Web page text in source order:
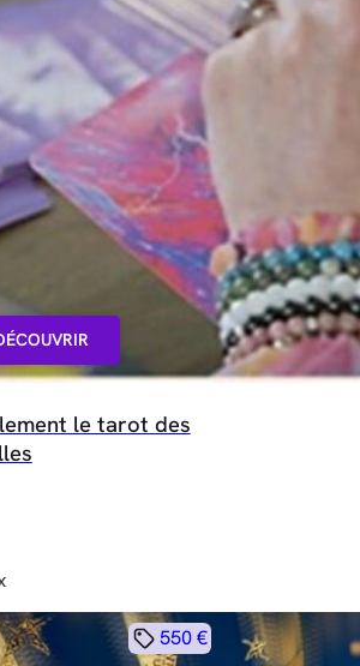
le tarot des
550 €